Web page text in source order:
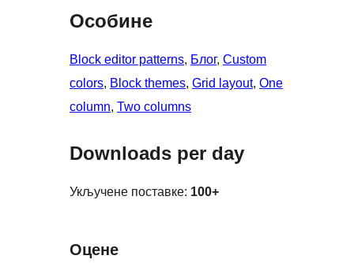
Особине
Block editor patterns, Блог, Custom
colors, Block themes, Grid layout, One
column, Two columns
Downloads per day
Укључене поставке: 100+
Оцене